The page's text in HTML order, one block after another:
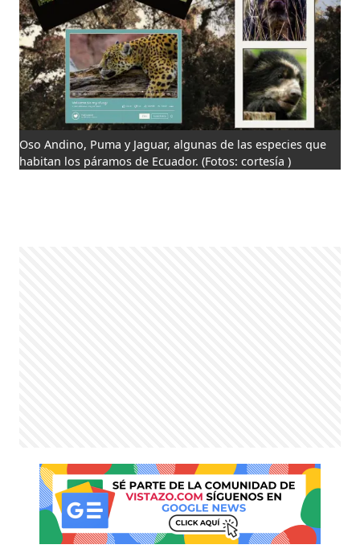
Oso Andino, Puma y Jaguar, algunas de las especies que
habitan los páramos de Ecuador.(Fotos: cortesía )